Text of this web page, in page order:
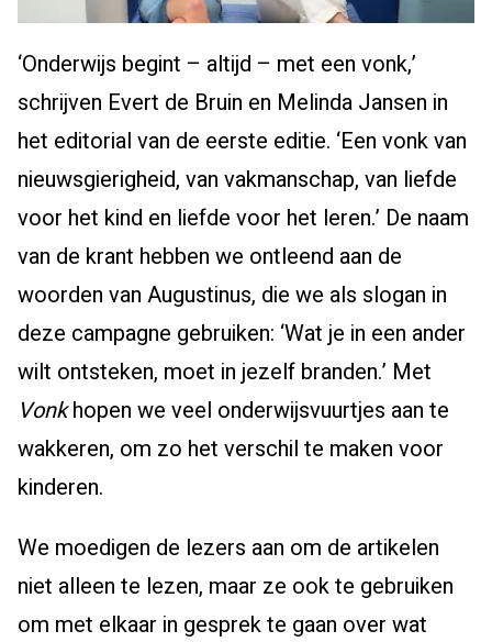
‘Onderwijs begint – altijd – met een vonk,’
schrijven Evert de Bruin en Melinda Jansen in
het editorial van de eerste editie. ‘Een vonk van
nieuwsgierigheid, van vakmanschap, van liefde
voor het kind en liefde voor het leren.’ De naam
van de krant hebben we ontleend aan de
woorden van Augustinus, die we als slogan in
deze campagne gebruiken: ‘Wat je in een ander
wilt ontsteken, moet in jezelf branden.’ Met
Vonkhopen we veel onderwijsvuurtjes aan te
wakkeren, om zo het verschil te maken voor
kinderen.
We moedigen de lezers aan om de artikelen
niet alleen te lezen, maar ze ook te gebruiken
om met elkaar in gesprek te gaan over wat